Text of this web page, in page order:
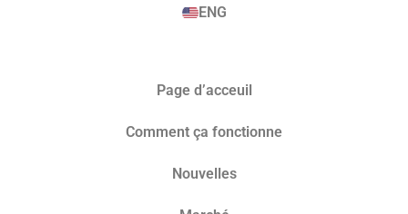
ENG
Page d’acceuil
Comment ça fonctionne
Nouvelles